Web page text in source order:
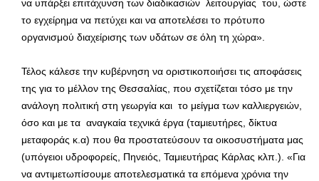
να υπάρξει επιτάχυνση των διαδικασιών λειτουργίας του, ώστε
το εγχείρημα να πετύχει και να αποτελέσει το πρότυπο
οργανισμού διαχείρισης των υδάτων σε όλη τη χώρα».
Τέλος κάλεσε την κυβέρνηση να οριστικοποιήσει τις αποφάσεις
της για το μέλλον της Θεσσαλίας, που σχετίζεται τόσο με την
ανάλογη πολιτική στη γεωργία και το μείγμα των καλλιεργειών,
όσο και με τα αναγκαία τεχνικά έργα (ταμιευτήρες, δίκτυα
μεταφοράς κ.α) που θα προστατεύσουν τα οικοσυστήματα μας
(υπόγειοι υδροφορείς, Πηνειός, Ταμιευτήρας Κάρλας κλπ.). «Για
να αντιμετωπίσουμε αποτελεσματικά τα επόμενα χρόνια την